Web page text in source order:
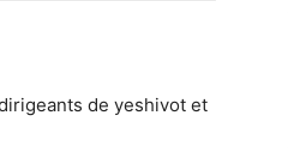
de yeshivot et